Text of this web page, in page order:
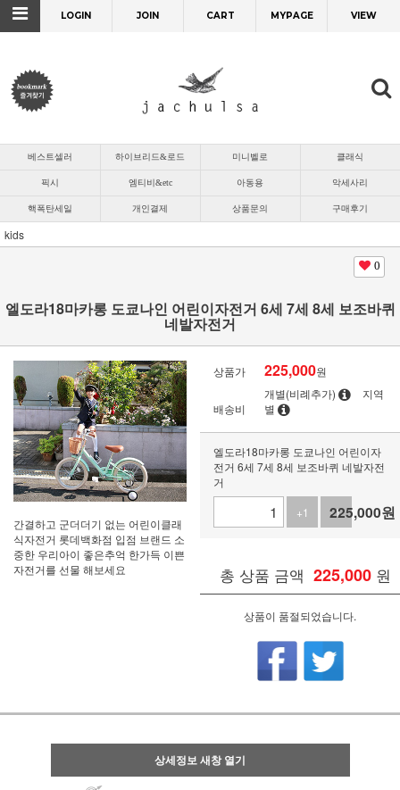
LOGIN JOIN CART MYPAGE VIEW
베스트셀러 하이브리드&로드 미니벨로 클래식
픽시 엠티비&etc 아동용 악세사리
핵폭탄세일 개인결제 상품문의 구매후기
kids
0
엘도라18마카롱 도쿄나인 어린이자전거 6세 7세 8세 보조바퀴
네발자전거
간결하고 군더더기 없는 어린이클래
식자전거 롯데백화점 입점 브랜드 소
중한 우리아이 좋은추억 한가득 이쁜
자전거를 선물 해보세요
상품가 225,000원
배송비
개별(비례추가)
지역
별
엘도라18마카롱 도쿄나인 어린이자
전거 6세 7세 8세 보조바퀴 네발자전
거
+1
-1
225,000원
총 상품 금액 225,000 원
상품이 품절되었습니다.
상세정보 새창 열기